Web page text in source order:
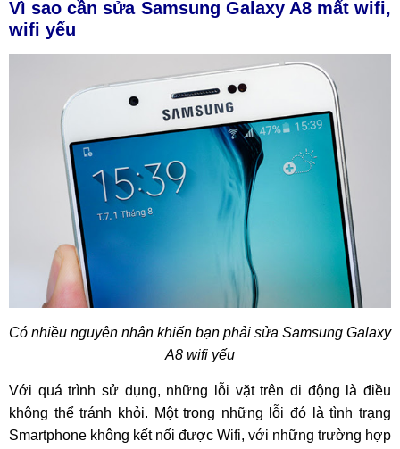
Vì sao cần sửaSamsung Galaxy A8mất wifi,
wifi yếu
Có nhiều nguyên nhân khiến bạn phải sửa Samsung Galaxy
A8 wifi yếu
Với quá trình sử dụng, những lỗi vặt trên di động là điều
không thể tránh khỏi. Một trong những lỗi đó là tình trạng
Smartphone không kết nối được Wifi, với những trường hợp